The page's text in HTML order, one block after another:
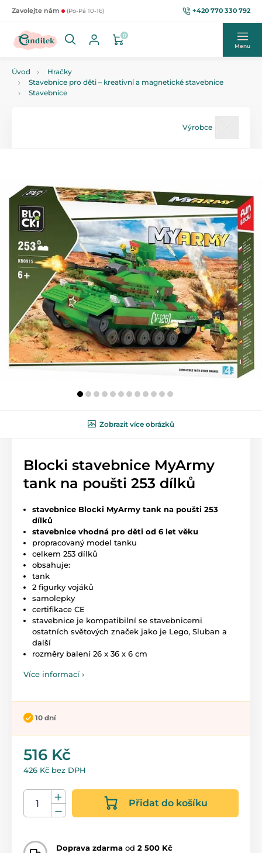
Zavolejte nám (Po-Pá 10-16) +420 770 330 792
0
Menu
Úvod
Hračky
Stavebnice pro děti – kreativní a magnetické stavebnice
Stavebnice
Výrobce
Zobrazit více obrázků
Blocki stavebnice MyArmy
tank na poušti 253 dílků
stavebnice Blocki MyArmy tank na poušti 253
dílků
stavebnice vhodná pro děti od 6 let věku
propracovaný model tanku
celkem 253 dílků
obsahuje:
tank
2 figurky vojáků
samolepky
certifikace CE
stavebnice je kompatibilní se stavebnicemi
ostatních světových značek jako je Lego, Sluban a
další
rozměry balení 26 x 36 x 6 cm
Více informací ›
10 dní
516 Kč
426 Kč bez DPH
Přidat do košíku
Doprava zdarma od 2 500 Kč